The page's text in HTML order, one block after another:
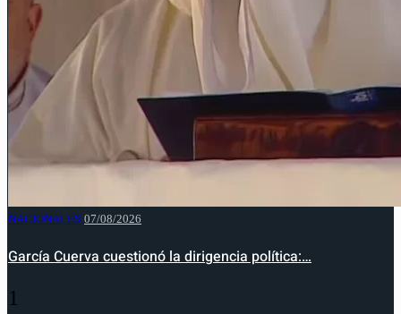
NACIONALES 07/08/2026
García Cuerva cuestionó la dirigencia política:…
1